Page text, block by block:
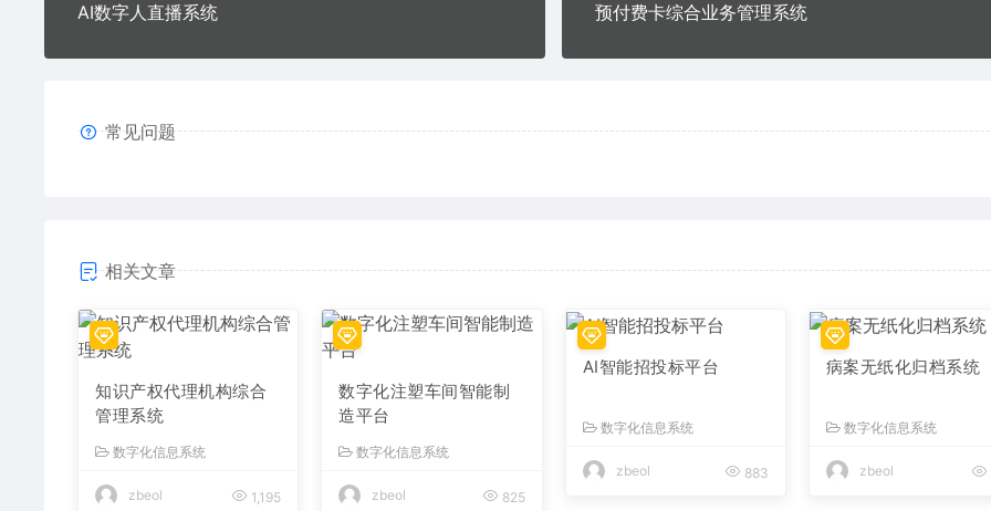
AI数字人直播系统
预付费卡综合业务管理系统
常见问题
相关文章
知识产权代理机构综合
管理系统
数字化信息系统
zbeol 1,195
数字化注塑车间智能制
造平台
数字化信息系统
zbeol 825
AI智能招投标平台
数字化信息系统
zbeol 883
病案无纸化归档系统
数字化信息系统
zbeol